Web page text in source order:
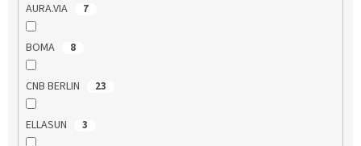
AURA.VIA 7
BOMA 8
CNB BERLIN 23
ELLASUN 3